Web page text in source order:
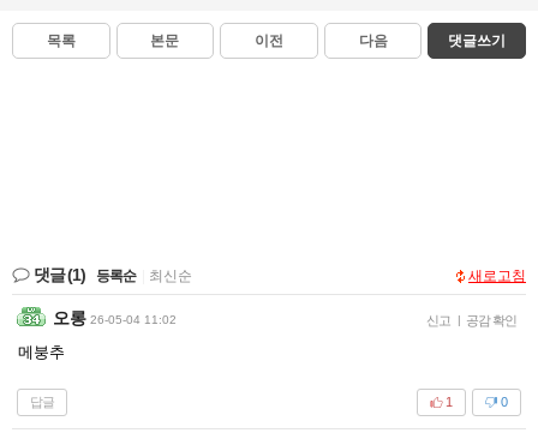
목록 본문 이전 다음 댓글쓰기
댓글(1) 등록순 최신순 새로고침
오롱 26-05-04 11:02 신고 | 공감 확인
메붕추
답글 0
1